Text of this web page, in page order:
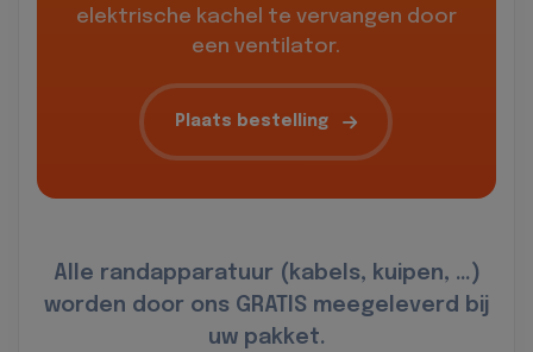
elektrische kachel te vervangen door
een ventilator.
Plaats bestelling
Alle randapparatuur (kabels, kuipen, …)
worden door ons GRATIS meegeleverd bij
uw pakket.